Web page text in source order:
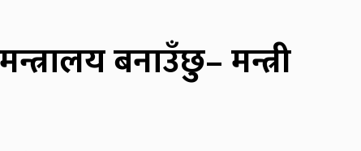
बनाउँछु– मन्त्री